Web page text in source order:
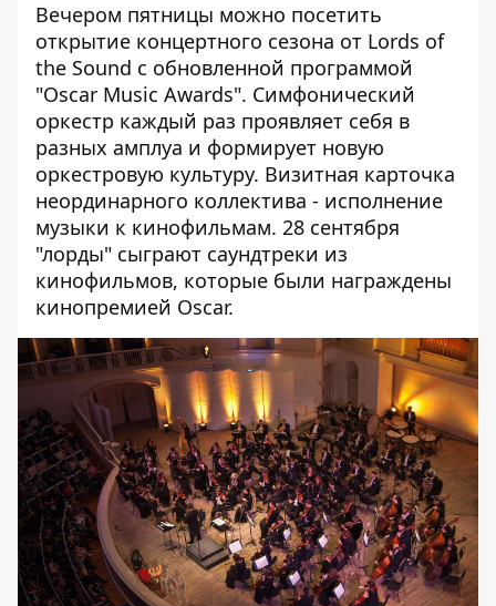
Вечером пятницы можно посетить
открытие концертного сезона от Lords of
the Sound с обновленной программой
"Oscar Music Awards". Симфонический
оркестр каждый раз проявляет себя в
разных амплуа и формирует новую
оркестровую культуру. Визитная карточка
неординарного коллектива - исполнение
музыки к кинофильмам. 28 сентября
"лорды" сыграют саундтреки из
кинофильмов, которые были награждены
кинопремией Oscar.